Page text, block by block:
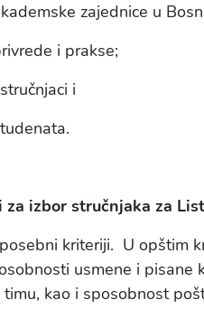
zajednice u
i prakse;
i
izbor stručnjaka za
kriteriji. U opštim
usmene i pisane
kao i sposobnost